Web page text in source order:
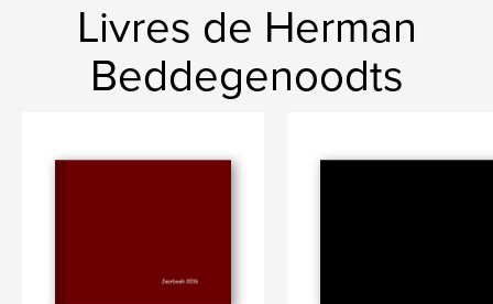
Livres de Herman
Beddegenoodts